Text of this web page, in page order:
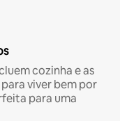
cozinha e as
viver bem por
para uma